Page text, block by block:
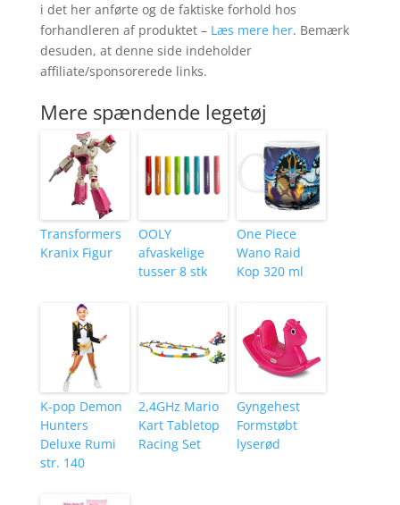
i det her anførte og de faktiske forhold hos
forhandleren af produktet – Læs mere her. Bemærk
desuden, at denne side indeholder
affiliate/sponsorerede links.
Mere spændende legetøj
Transformers
Kranix Figur
OOLY
afvaskelige
tusser 8 stk
One Piece
Wano Raid
Kop 320 ml
K-pop Demon
Hunters
Deluxe Rumi
str. 140
2,4GHz Mario
Kart Tabletop
Racing Set
Gyngehest
Formstøbt
lyserød